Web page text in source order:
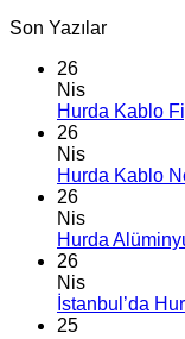
Son Yazılar
26
Nis
Hurda Kablo
26
Nis
Hurda Kablo
26
Nis
Hurda
26
Nis
İstanbul’da
25